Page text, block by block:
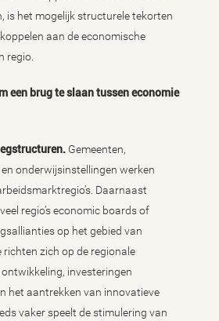
is het mogelijk structurele tekorten
aan de economische
regio.
een brug te slaan tussen economie
Gemeenten,
onderwijsinstellingen werken
Daarnaast
regio’s economic boards of
op het gebied van
richten zich op de regionale
investeringen
het aantrekken van innovatieve
vaker speelt de stimulering van